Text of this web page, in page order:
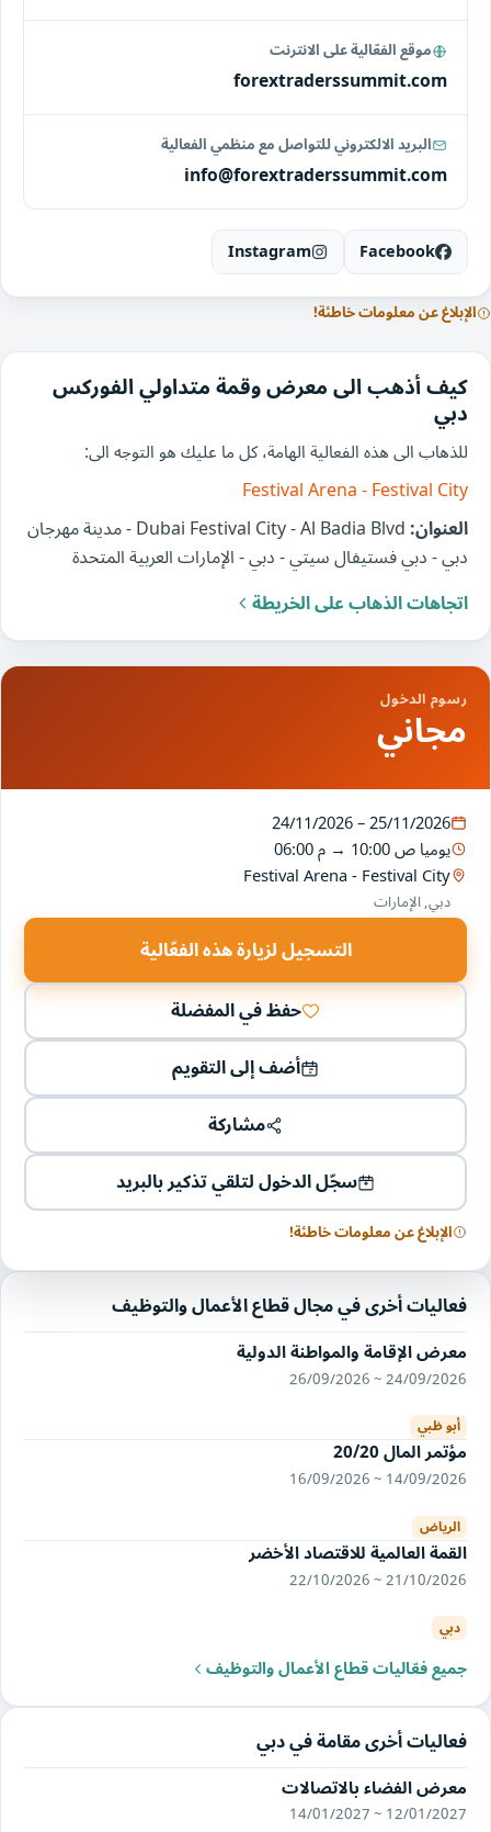
موقع الفعّالية على الانترنت
forextraderssummit.com
البريد الالكتروني للتواصل مع منظمي الفعالية
info@forextraderssummit.com
Facebook
Instagram
الإبلاغ عن معلومات خاطئة!
كيف أذهب الى معرض وقمة متداولي الفوركس
دبي
للذهاب الى هذه الفعالية الهامة، كل ما عليك هو التوجه الى:
Festival Arena - Festival City
العنوان:
Dubai Festival City - Al Badia Blvd - مدينة مهرجان
دبي - دبي فستيفال سيتي - دبي - الإمارات العربية المتحدة
اتجاهات الذهاب على الخريطة
رسوم الدخول
مجاني
24/11/2026 – 25/11/2026
يوميا10:00 ص →06:00 م
Festival Arena - Festival City
دبي, الإمارات
التسجيل لزيارة هذه الفعّالية
حفظ في المفضلة
أضف إلى التقويم
مشاركة
سجّل الدخول لتلقي تذكير بالبريد
الإبلاغ عن معلومات خاطئة!
فعاليات أخرى في مجال قطاع الأعمال والتوظيف
معرض الإقامة والمواطنة الدولية
24/09/2026 ~ 26/09/2026
أبو ظبي
مؤتمر المال 20/20
14/09/2026 ~ 16/09/2026
الرياض
القمة العالمية للاقتصاد الأخضر
21/10/2026 ~ 22/10/2026
دبي
جميع فعّاليات قطاع الأعمال والتوظيف
فعاليات أخرى مقامة في دبي
معرض الفضاء بالاتصالات
12/01/2027 ~ 14/01/2027